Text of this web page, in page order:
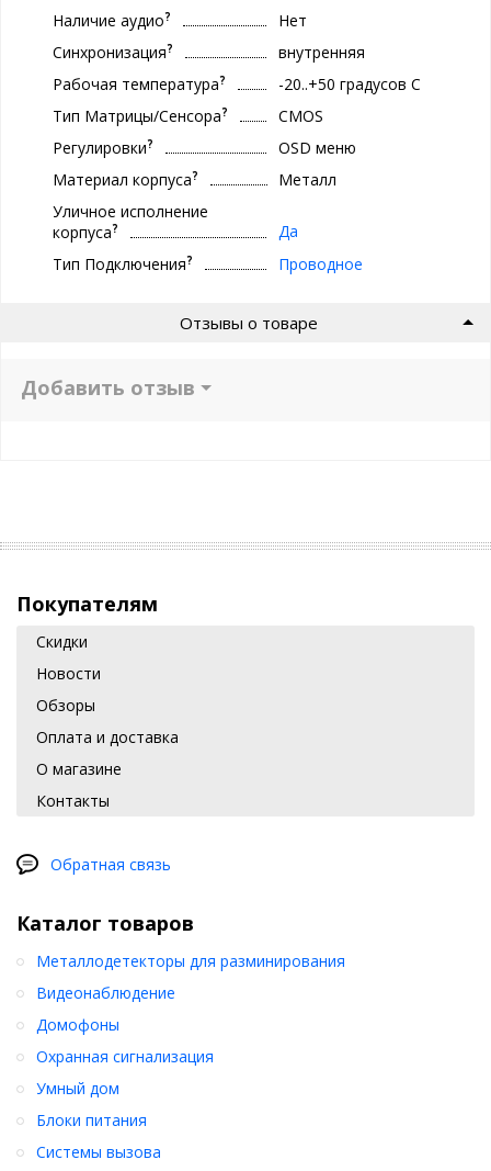
Наличие аудио?
Нет
Синхронизация?
внутренняя
Рабочая температура?
-20..+50 градуcов С
Тип Матрицы/Сенсора?
CMOS
Регулировки?
OSD меню
Материал корпуса?
Металл
Уличное исполнение
корпуса?
Да
Тип Подключения? Проводное
Отзывы о товаре
Добавить отзыв
Покупателям
Скидки
Новости
Обзоры
Оплата и доставка
О магазине
Контакты
Обратная связь
Каталог товаров
Металлодетекторы для разминирования
Видеонаблюдение
Домофоны
Охранная сигнализация
Умный дом
Блоки питания
Системы вызова